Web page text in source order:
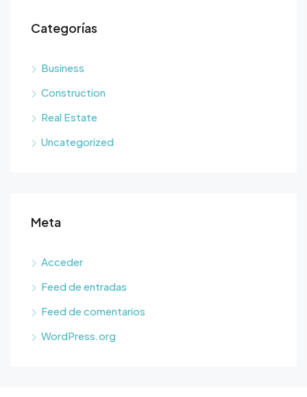
Categorías
Business
Construction
Real Estate
Uncategorized
Meta
Acceder
Feed de entradas
Feed de comentarios
WordPress.org